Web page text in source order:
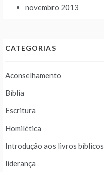
novembro 2013
CATEGORIAS
Aconselhamento
Bíblia
Escritura
Homilética
Introdução aos livros bíblicos
liderança